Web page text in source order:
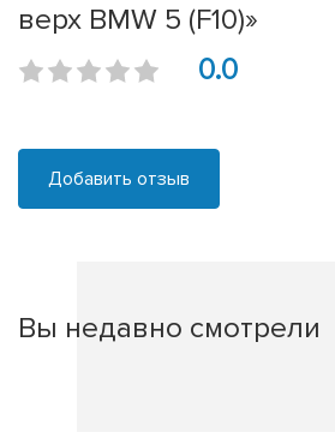
верх BMW 5 (F10)»
0.0
Добавить отзыв
Вы недавно смотрели